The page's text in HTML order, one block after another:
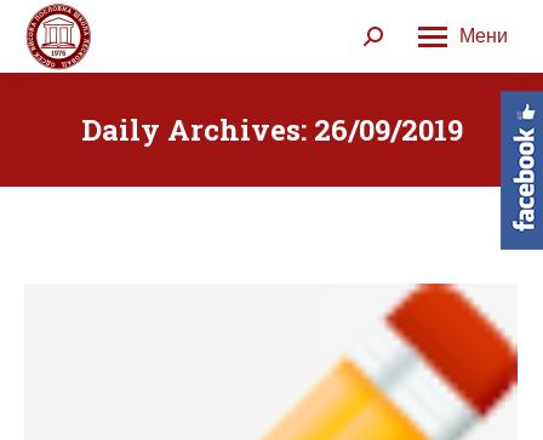
Мени
Search:
Daily Archives: 26/09/2019